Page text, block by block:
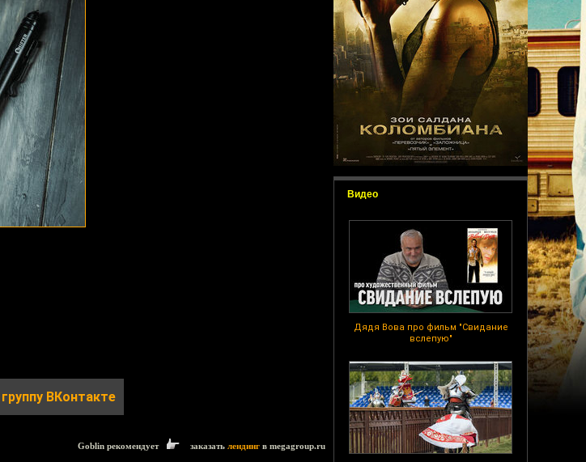
Видео
Дядя Вова про фильм "Свидание
вслепую"
группу ВКонтакте
Goblin рекомендует заказать лендинг в megagroup.ru